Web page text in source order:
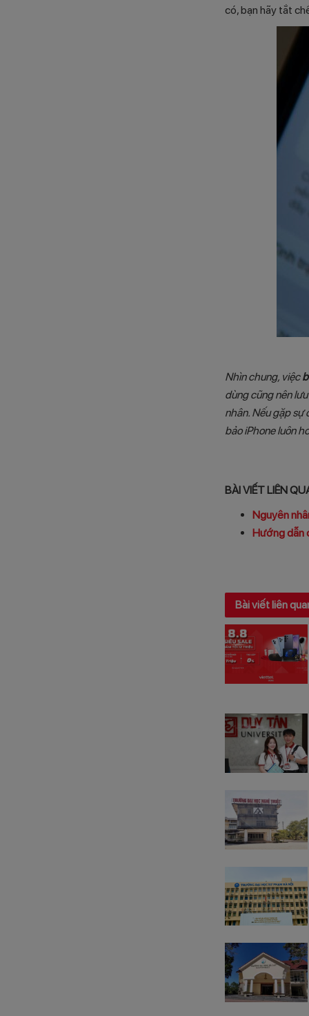
có, bạn hãy tắt
Nhìn chung, việc
dùng cũng nên
nhân. Nếu gặp
bảo iPhone luôn
BÀI VIẾT LIÊN
Nguyên
Hướng dẫn
Bài viết liên